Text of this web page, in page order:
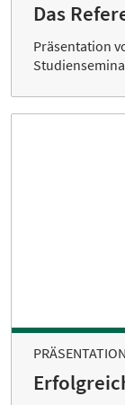
Das
Präsentation
PRÄSENTATION